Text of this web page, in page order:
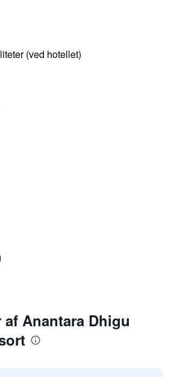
(ved hotellet)
Anantara Dhigu